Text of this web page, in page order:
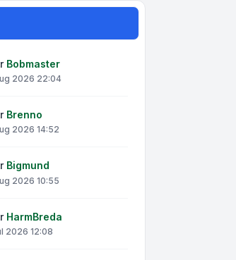
Bobmaster
2026 22:04
Brenno
2026 14:52
Bigmund
2026 10:55
HarmBreda
2026 12:08